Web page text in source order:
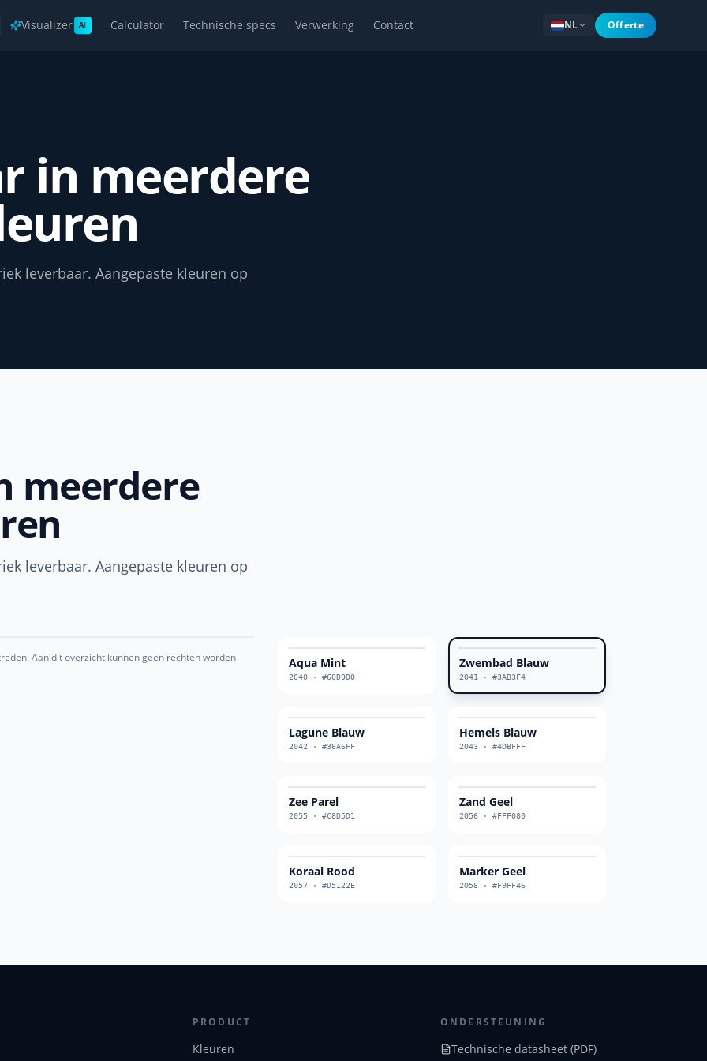
Visualizer AI Calculator Technische specs Verwerking Contact NL Offerte
in meerdere
leverbaar. Aangepaste kleuren op
meerdere
leverbaar. Aangepaste kleuren op
Aan dit overzicht kunnen geen rechten worden
Aqua Mint
2040 · #60D9D0
Zwembad Blauw
2041 · #3AB3F4
Lagune Blauw
2042 · #36A6FF
Hemels Blauw
2043 · #4DBFFF
Zee Parel
2055 · #C8D5D1
Zand Geel
2056 · #FFF080
Koraal Rood
2057 · #D5122E
Marker Geel
2058 · #F9FF46
PRODUCT
Kleuren
ONDERSTEUNING
Technische datasheet (PDF)